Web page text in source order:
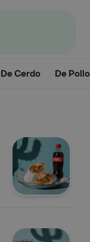
De Cerdo De Pollo